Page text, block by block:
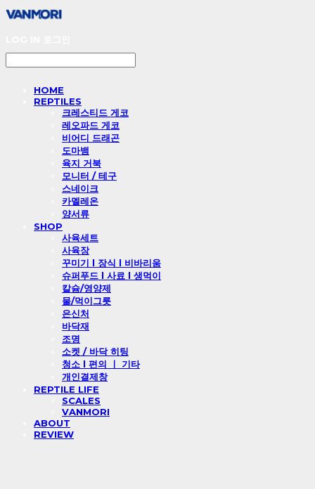
HOME
REPTILES
크레스티드 게코
레오파드 게코
비어디 드래곤
도마뱀
육지 거북
모니터 / 테구
스네이크
카멜레온
양서류
SHOP
사육세트
사육장
꾸미기 l 장식 l 비바리움
슈퍼푸드 l 사료 l 생먹이
칼슘/영양제
물/먹이그릇
은신처
바닥재
조명
소켓 / 바닥 히팅
청소 l 편의 ㅣ 기타
개인결제창
REPTILE LIFE
SCALES
VANMORI
ABOUT
REVIEW